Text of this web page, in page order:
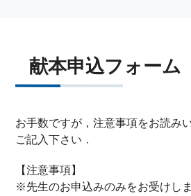
献本申込フォーム
お手数ですが，注意事項をお読み
ご記入下さい．
【注意事項】
※先生のお申込みのみをお受けしま